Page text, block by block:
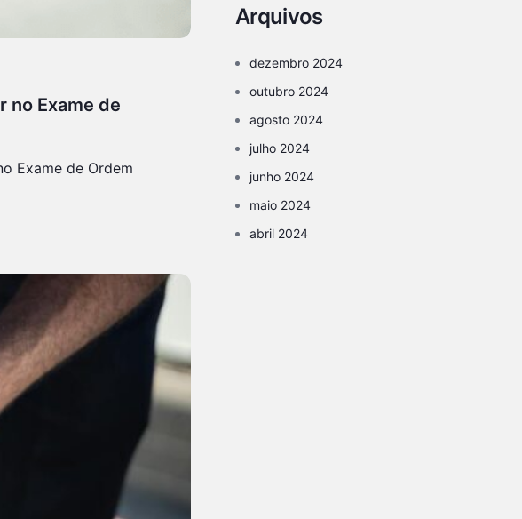
no Exame de
Exame de Ordem
Arquivos
dezembro 2024
outubro 2024
agosto 2024
julho 2024
junho 2024
maio 2024
abril 2024